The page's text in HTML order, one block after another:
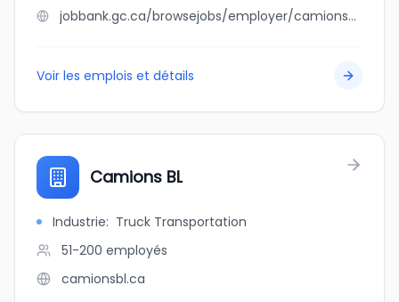
jobbank.gc.ca/browsejobs/employer/camions+b.l./ca
Voir les emplois et détails
Camions BL
Industrie: Truck Transportation
51-200 employés
camionsbl.ca